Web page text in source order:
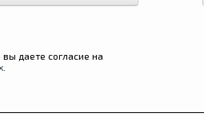
даете согласие на